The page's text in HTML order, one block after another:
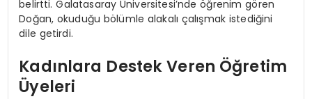
belirtti. Galatasaray Üniversitesi’nde öğrenim gören
Doğan, okuduğu bölümle alakalı çalışmak istediğini
dile getirdi.
Kadınlara Destek Veren Öğretim
Üyeleri